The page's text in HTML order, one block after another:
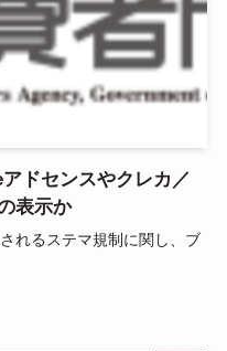
ドセンスやクレカ／
表示か
れるステマ規制に関し、ブ